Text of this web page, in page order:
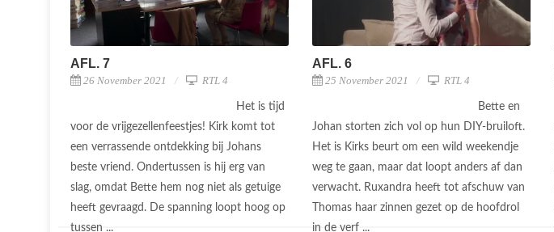
AFL. 7
26 November 2021 RTL 4
Het is tijd
voor de vrijgezellenfeestjes! Kirk komt tot
een verrassende ontdekking bij Johans
beste vriend. Ondertussen is hij erg van
slag, omdat Bette hem nog niet als getuige
heeft gevraagd. De spanning loopt hoog op
tussen ...
AFL. 6
25 November 2021 RTL 4
Bette en
Johan storten zich vol op hun DIY-bruiloft.
Het is Kirks beurt om een wild weekendje
weg te gaan, maar dat loopt anders af dan
verwacht. Ruxandra heeft tot afschuw van
Thomas haar zinnen gezet op de hoofdrol
in de verf ...